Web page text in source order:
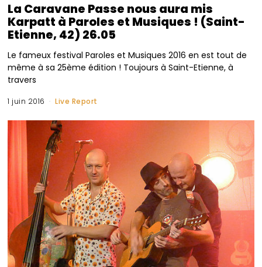
La Caravane Passe nous aura mis
Karpatt à Paroles et Musiques ! (Saint-
Etienne, 42) 26.05
Le fameux festival Paroles et Musiques 2016 en est tout de
même à sa 25ème édition ! Toujours à Saint-Etienne, à
travers
1 juin 2016 Live Report